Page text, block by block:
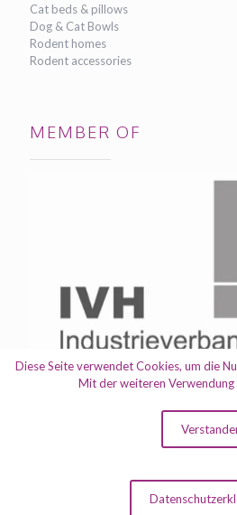
Cat beds & pillows
Dog & Cat Bowls
Rodent homes
Rodent accessories
MEMBER OF
artgerechte Tierhaltung und
Diese Seite verwendet Cookies, um die
Mit der weiteren Verwendung